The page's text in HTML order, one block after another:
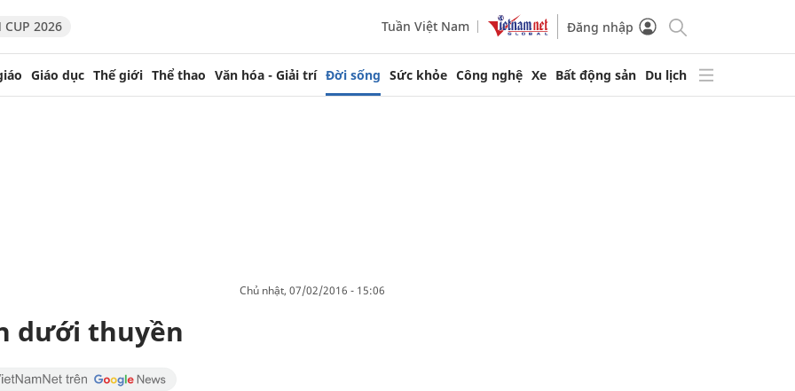
CUP 2026 Tuần Việt Nam Đăng nhập
Giáo dục Thế giới Thể thao Văn hóa - Giải trí Đời sống Sức khỏe Công nghệ Xe Bất động sản Du lịch
chủ nhật, 07/02/2016 - 15:06
dưới thuyền